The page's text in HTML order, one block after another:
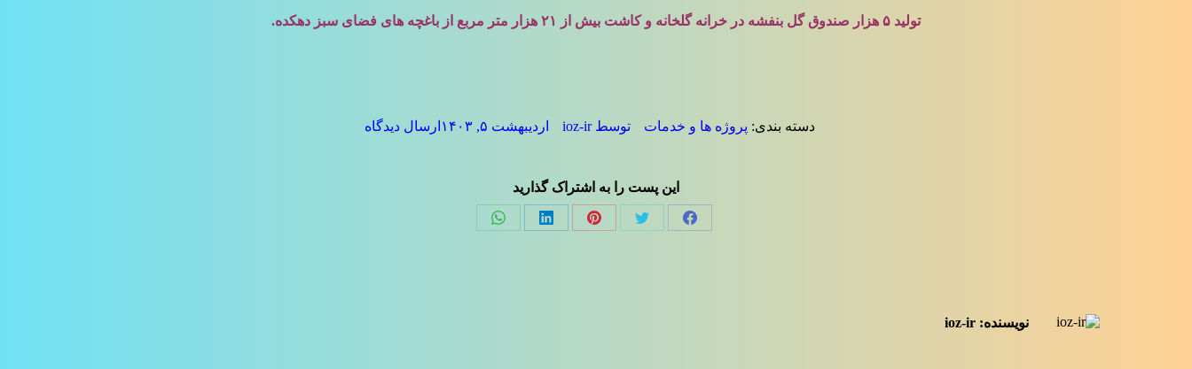
تولید ۵ هزار صندوق گل بنفشه در خرانه گلخانه و کاشت بیش از ۲۱ هزار متر مربع از باغچه های فضای سبز دهکده.
دسته بندی: پروژه ها و خدمات توسطioz-ir اردیبهشت ۵, ۱۴۰۳ ارسال دیدگاه
این پست را به اشتراک گذارید
Share
Share
Share
Share
Share
نویسنده: